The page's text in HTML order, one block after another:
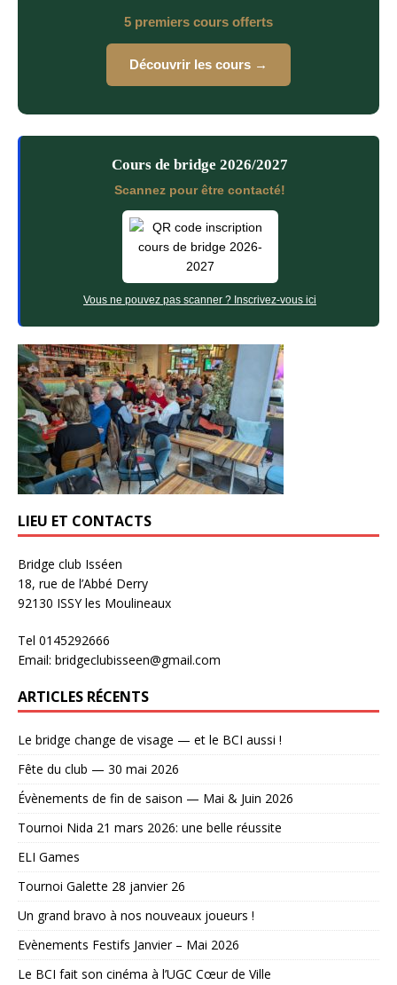
5 premiers cours offerts
Découvrir les cours →
Cours de bridge 2026/2027
Scannez pour être contacté!
Vous ne pouvez pas scanner ? Inscrivez-vous ici
LIEU ET CONTACTS
Bridge club Isséen
18, rue de l’Abbé Derry
92130 ISSY les Moulineaux
Tel 0145292666
Email: bridgeclubisseen@gmail.com
ARTICLES RÉCENTS
Le bridge change de visage — et le BCI aussi !
Fête du club — 30 mai 2026
Évènements de fin de saison — Mai & Juin 2026
Tournoi Nida 21 mars 2026: une belle réussite
ELI Games
Tournoi Galette 28 janvier 26
Un grand bravo à nos nouveaux joueurs !
Evènements Festifs Janvier – Mai 2026
Le BCI fait son cinéma à l’UGC Cœur de Ville